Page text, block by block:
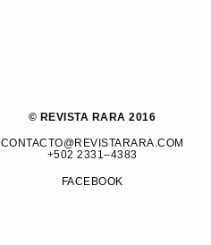
© REVISTA RARA 2016
CONTACTO@REVISTARARA.COM
+502 2331–4383
FACEBOOK